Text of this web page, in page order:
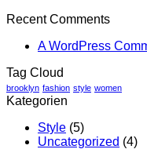
Recent Comments
A WordPress
Tag Cloud
brooklyn fashion style women
Kategorien
Style (5)
Uncategorized (4)